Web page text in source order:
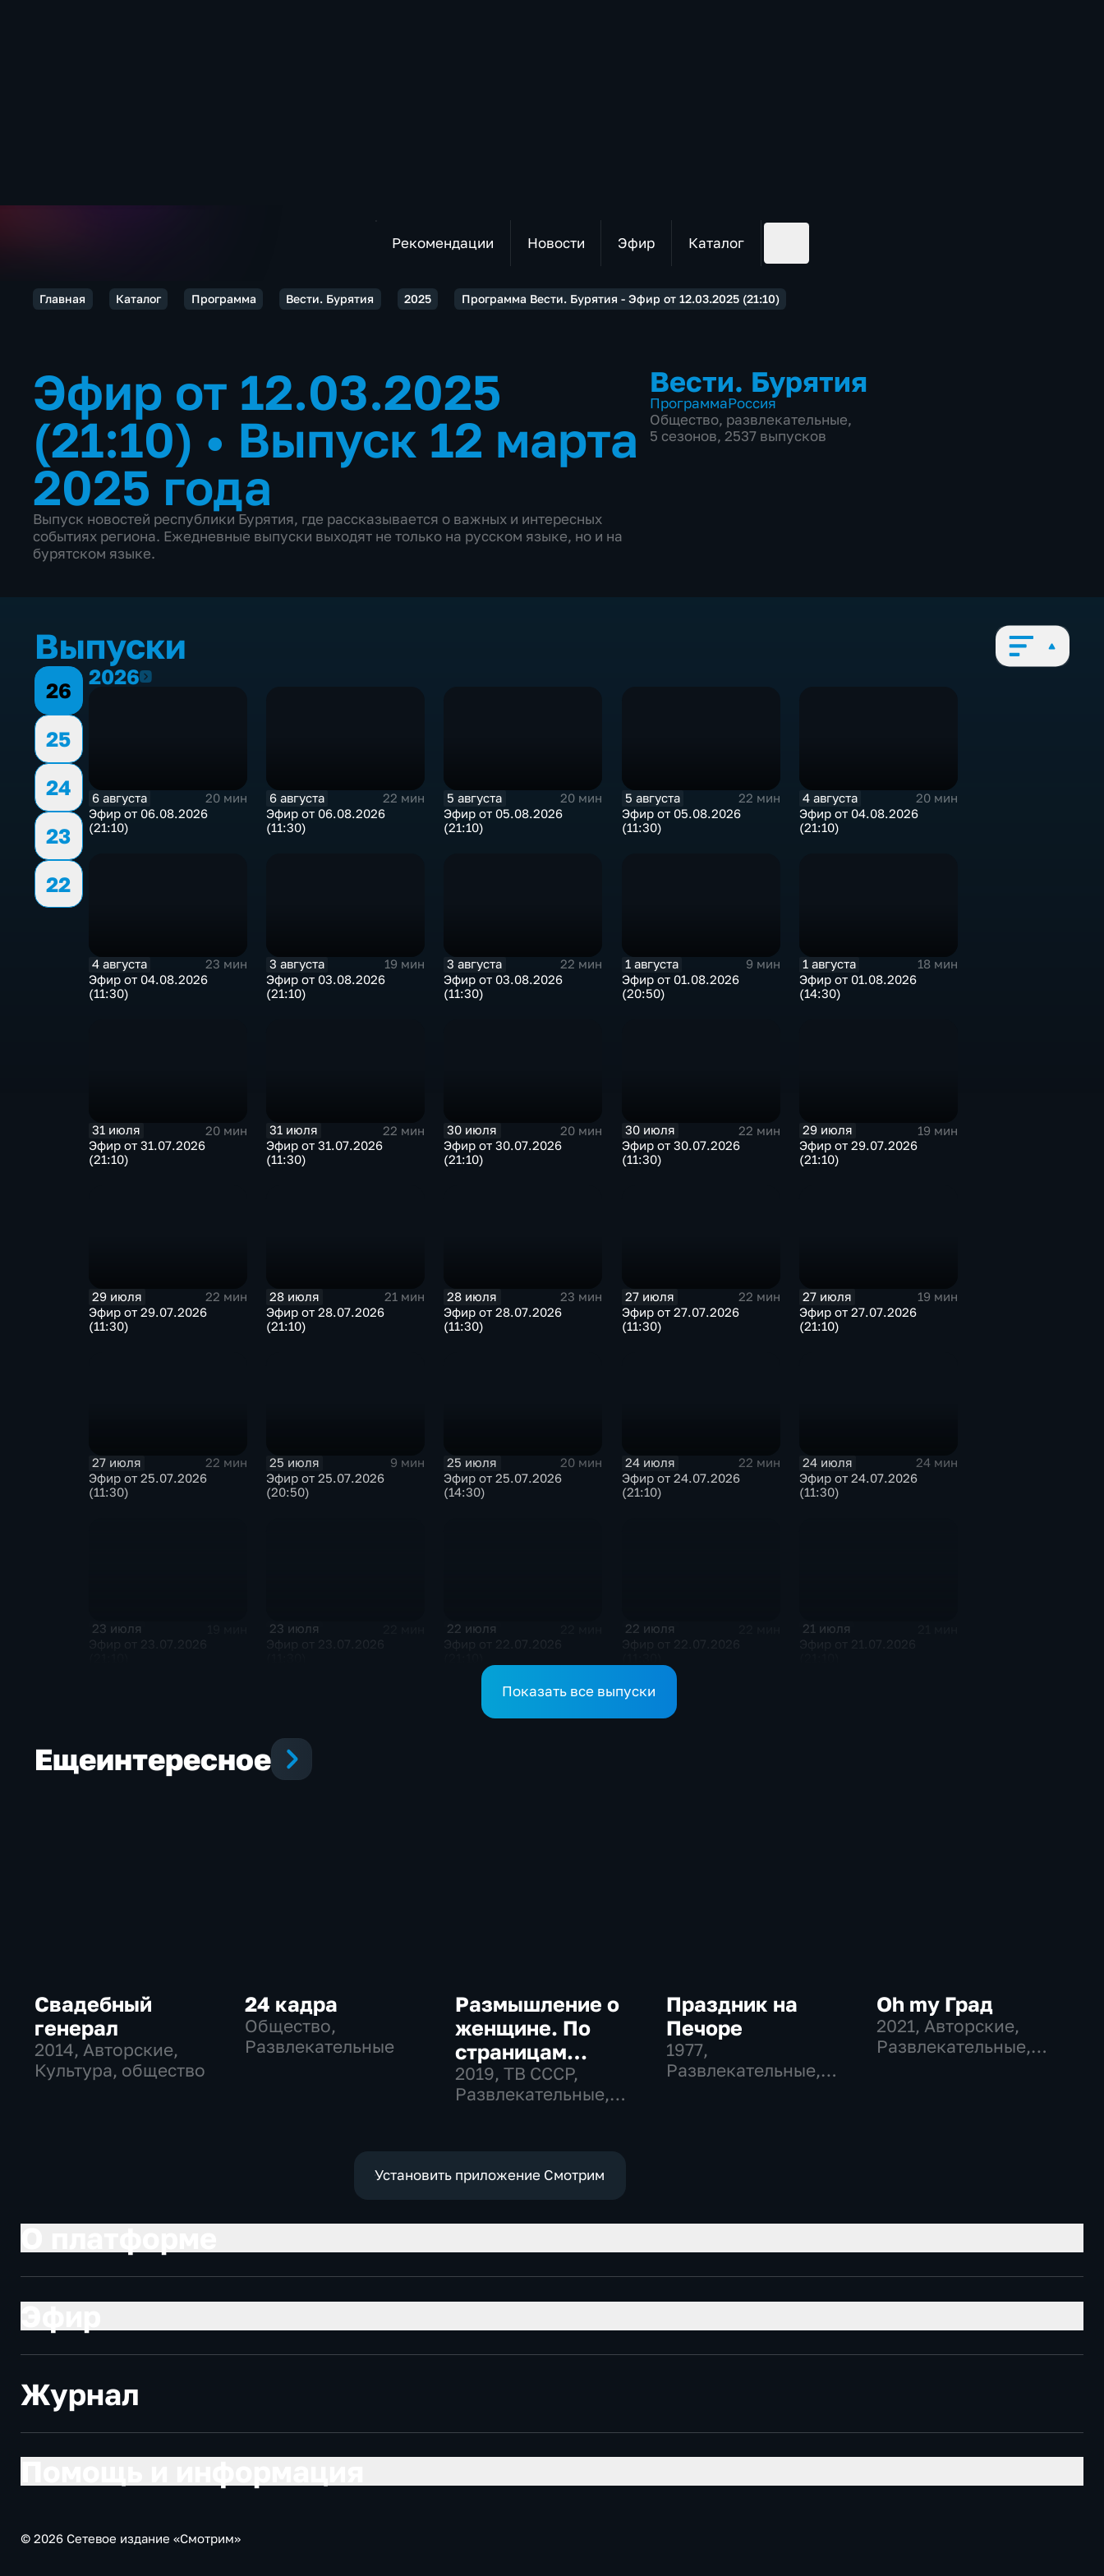
Рекомендации Новости Эфир Каталог
Главная Каталог Программа Вести. Бурятия 2025 Программа Вести. Бурятия - Эфир от 12.03.2025 (21:10)
Эфир от 12.03.2025
(21:10) • Выпуск 12 марта
2025 года
Выпуск новостей республики Бурятия, где рассказывается о важных и интересных
событиях региона. Ежедневные выпуски выходят не только на русском языке, но и на
бурятском языке.
Вести. Бурятия
ПрограммаРоссия
Общество, развлекательные,
5 сезонов, 2537 выпусков
Выпуски
26
25
24
23
22
20262026
6 августа
20 мин
Эфир от 06.08.2026
(21:10)
6 августа
22 мин
Эфир от 06.08.2026
(11:30)
5 августа
20 мин
Эфир от 05.08.2026
(21:10)
5 августа
22 мин
Эфир от 05.08.2026
(11:30)
4 августа
20 мин
Эфир от 04.08.2026
(21:10)
4 августа
23 мин
Эфир от 04.08.2026
(11:30)
3 августа
19 мин
Эфир от 03.08.2026
(21:10)
3 августа
22 мин
Эфир от 03.08.2026
(11:30)
1 августа
9 мин
Эфир от 01.08.2026
(20:50)
1 августа
18 мин
Эфир от 01.08.2026
(14:30)
31 июля
20 мин
Эфир от 31.07.2026
(21:10)
31 июля
22 мин
Эфир от 31.07.2026
(11:30)
30 июля
20 мин
Эфир от 30.07.2026
(21:10)
30 июля
22 мин
Эфир от 30.07.2026
(11:30)
29 июля
19 мин
Эфир от 29.07.2026
(21:10)
29 июля
22 мин
Эфир от 29.07.2026
(11:30)
28 июля
21 мин
Эфир от 28.07.2026
(21:10)
28 июля
23 мин
Эфир от 28.07.2026
(11:30)
27 июля
22 мин
Эфир от 27.07.2026
(11:30)
27 июля
19 мин
Эфир от 27.07.2026
(21:10)
27 июля
22 мин
Эфир от 25.07.2026
(11:30)
25 июля
9 мин
Эфир от 25.07.2026
(20:50)
25 июля
20 мин
Эфир от 25.07.2026
(14:30)
24 июля
22 мин
Эфир от 24.07.2026
(21:10)
24 июля
24 мин
Эфир от 24.07.2026
(11:30)
23 июля 23 июля 22 июля 22 июля 21 июля
Показать все выпуски
Ещеинтересное
Свадебный
генерал
2014, Авторские,
Культура, общество
24 кадра
Общество,
Развлекательные
Размышление о
женщине. По
страницам
советского
телевидения
2019, ТВ СССР,
Развлекательные,
Праздник на
Печоре
1977,
Развлекательные,
Oh my Град
2021, Авторские,
Развлекательные,
Установить приложение Смотрим
Журнал
© 2026 Сетевое издание «Смотрим»